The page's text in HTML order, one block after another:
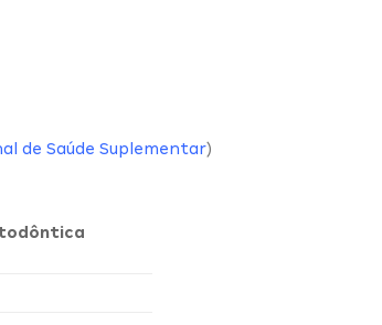
de Saúde Suplementar)